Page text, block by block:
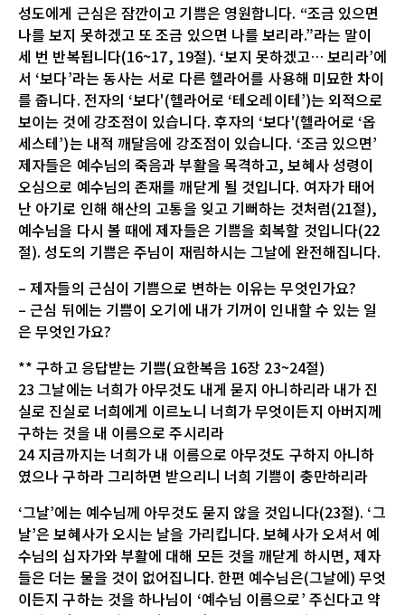
성도에게 근심은 잠깐이고 기쁨은 영원합니다. “조금 있으면
나를 보지 못하겠고 또 조금 있으면 나를 보리라.”라는 말이
세 번 반복됩니다(16~17, 19절). ‘보지 못하겠고… 보리라’에
서 ‘보다’라는 동사는 서로 다른 헬라어를 사용해 미묘한 차이
를 줍니다. 전자의 ‘보다'(헬라어로 ‘테오레이테’)는 외적으로
보이는 것에 강조점이 있습니다. 후자의 ‘보다'(헬라어로 ‘옵
세스테’)는 내적 깨달음에 강조점이 있습니다. ‘조금 있으면’
제자들은 예수님의 죽음과 부활을 목격하고, 보혜사 성령이
오심으로 예수님의 존재를 깨닫게 될 것입니다. 여자가 태어
난 아기로 인해 해산의 고통을 잊고 기뻐하는 것처럼(21절),
예수님을 다시 볼 때에 제자들은 기쁨을 회복할 것입니다(22
절). 성도의 기쁨은 주님이 재림하시는 그날에 완전해집니다.
– 제자들의 근심이 기쁨으로 변하는 이유는 무엇인가요?
– 근심 뒤에는 기쁨이 오기에 내가 기꺼이 인내할 수 있는 일
은 무엇인가요?
** 구하고 응답받는 기쁨(요한복음 16장 23~24절)
23 그날에는 너희가 아무것도 내게 묻지 아니하리라 내가 진
실로 진실로 너희에게 이르노니 너희가 무엇이든지 아버지께
구하는 것을 내 이름으로 주시리라
24 지금까지는 너희가 내 이름으로 아무것도 구하지 아니하
였으나 구하라 그리하면 받으리니 너희 기쁨이 충만하리라
‘그날’에는 예수님께 아무것도 묻지 않을 것입니다(23절). ‘그
날’은 보혜사가 오시는 날을 가리킵니다. 보혜사가 오셔서 예
수님의 십자가와 부활에 대해 모든 것을 깨닫게 하시면, 제자
들은 더는 물을 것이 없어집니다. 한편 예수님은(그날에) 무엇
이든지 구하는 것을 하나님이 ‘예수님 이름으로’ 주신다고 약